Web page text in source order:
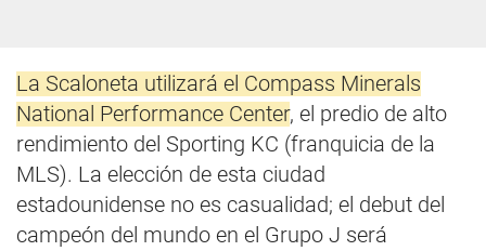
La Scaloneta utilizará el Compass Minerals
National Performance Center, el predio de alto
rendimiento del Sporting KC (franquicia de la
MLS). La elección de esta ciudad
estadounidense no es casualidad; el debut del
campeón del mundo en el Grupo J será